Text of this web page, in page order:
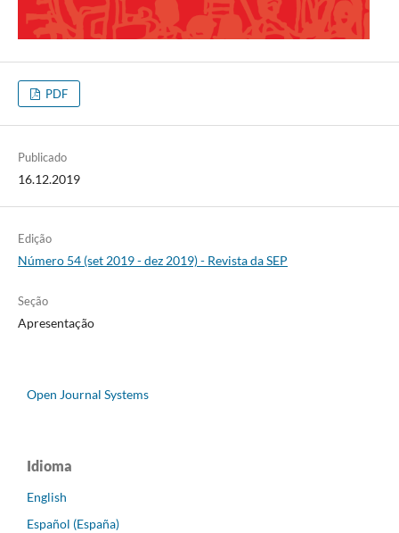
PDF
Publicado
16.12.2019
Edição
Número 54 (set 2019 - dez 2019) - Revista da SEP
Seção
Apresentação
Open Journal Systems
Idioma
English
Español (España)